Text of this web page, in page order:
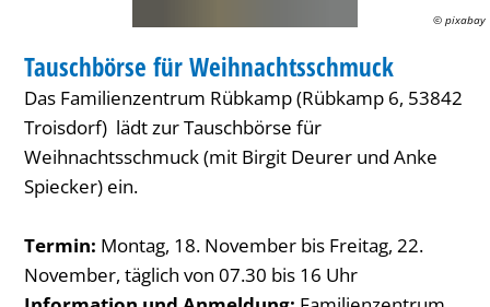
© pixabay
KATEGORIE: FAMILIENZENTRUM / KITA
Tauschbörse für Weihnachtsschmuck
Das Familienzentrum Rübkamp (Rübkamp 6, 53842
Troisdorf) lädt zur Tauschbörse für
Weihnachtsschmuck (mit Birgit Deurer und Anke
Spiecker) ein.
Termin: Montag, 18. November bis Freitag, 22.
November, täglich von 07.30 bis 16 Uhr